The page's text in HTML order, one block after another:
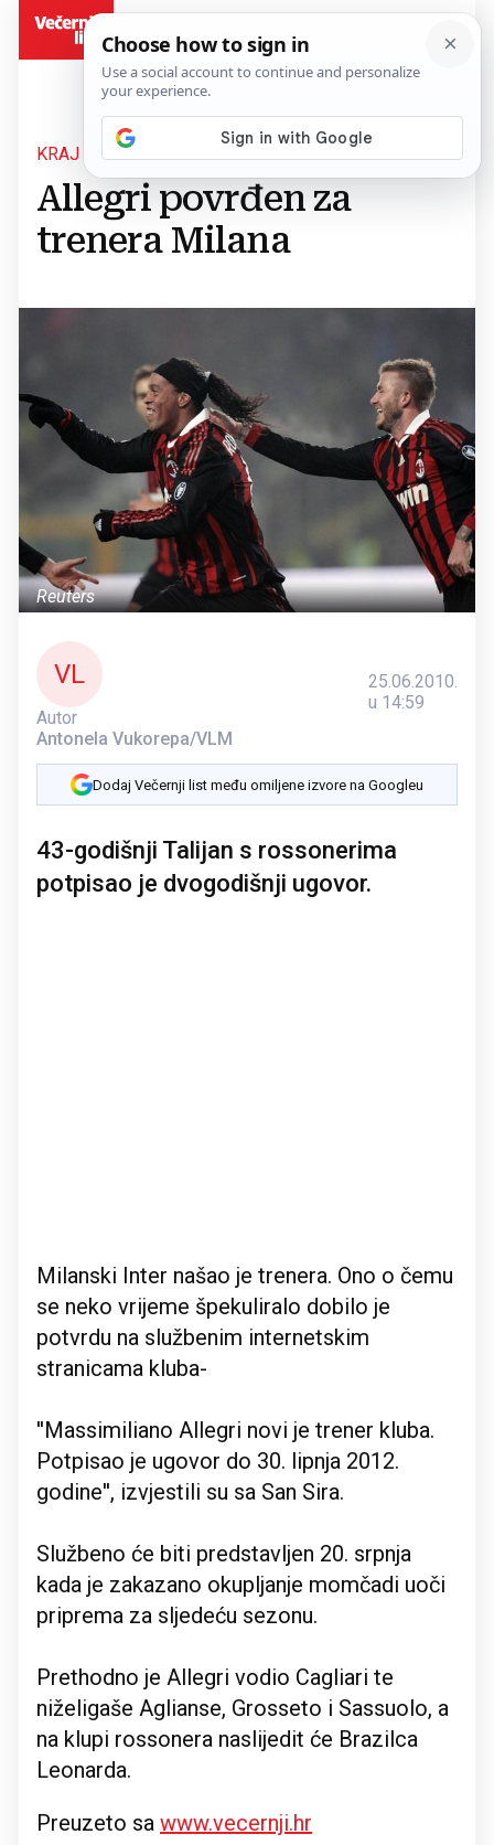
KRAJ POTRAGE
Allegri povrđen za
trenera Milana
Reuters
VL
Autor
Antonela Vukorepa/VLM
25.06.2010.
u 14:59
Dodaj Večernji list među omiljene izvore na Googleu
43-godišnji Talijan s rossonerima
potpisao je dvogodišnji ugovor.
Milanski Inter našao je trenera. Ono o čemu
se neko vrijeme špekuliralo dobilo je
potvrdu na službenim internetskim
stranicama kluba-
''Massimiliano Allegri novi je trener kluba.
Potpisao je ugovor do 30. lipnja 2012.
godine'', izvjestili su sa San Sira.
Službeno će biti predstavljen 20. srpnja
kada je zakazano okupljanje momčadi uoči
priprema za sljedeću sezonu.
Prethodno je Allegri vodio Cagliari te
niželigaše Aglianse, Grosseto i Sassuolo, a
na klupi rossonera naslijedit će Brazilca
Leonarda.
Preuzeto sa www.vecernji.hr